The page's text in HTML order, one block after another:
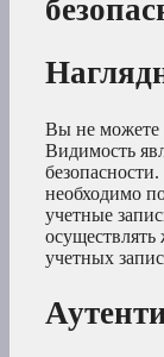
Вы не можете
Видимость
необходимо
учетные
осуществлять
учетных